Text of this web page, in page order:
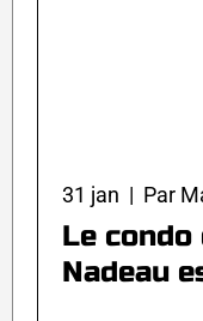
31 jan | Par
Le condo
Nadeau